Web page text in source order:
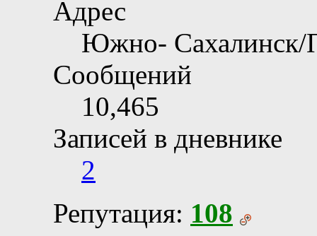
Адрес
Южно- Сахалинск/
Сообщений
10,465
Записей в дневнике
2
Репутация: 108